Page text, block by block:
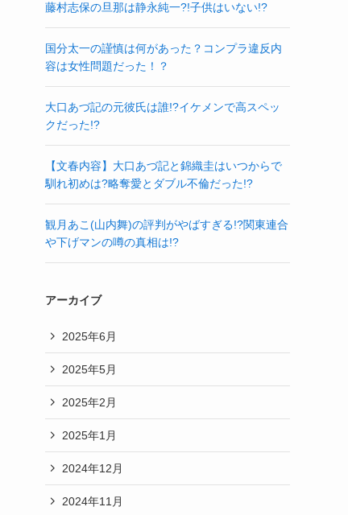
藤村志保の旦那は静永純一?!子供はいない!?
国分太一の謹慎は何があった？コンプラ違反内
容は女性問題だった！？
大口あづ記の元彼氏は誰!?イケメンで高スペッ
クだった!?
【文春内容】大口あづ記と錦織圭はいつからで
馴れ初めは?略奪愛とダブル不倫だった!?
観月あこ(山内舞)の評判がやばすぎる!?関東連合
や下げマンの噂の真相は!?
アーカイブ
2025年6月
2025年5月
2025年2月
2025年1月
2024年12月
2024年11月